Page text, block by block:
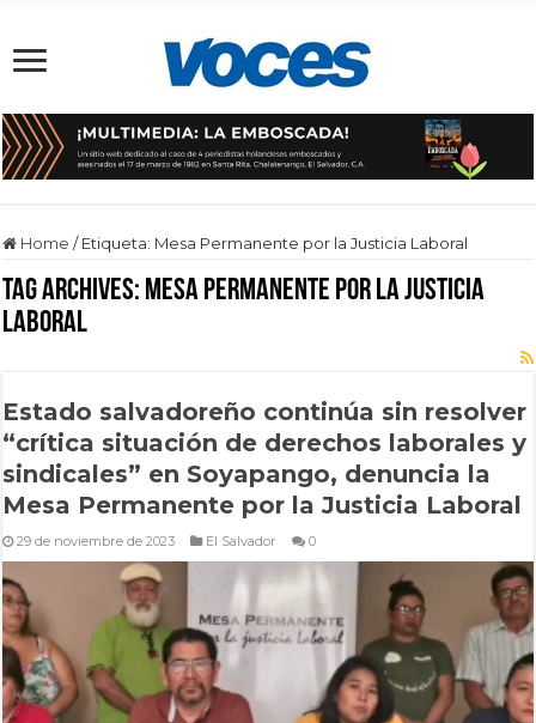
Home / Etiqueta: Mesa Permanente por la Justicia Laboral
Tag Archives: Mesa Permanente por la Justicia
Laboral
Estado salvadoreño continúa sin resolver
“crítica situación de derechos laborales y
sindicales” en Soyapango, denuncia la
Mesa Permanente por la Justicia Laboral
29 de noviembre de 2023 El Salvador 0